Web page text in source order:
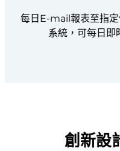
每日E-mail報表至指
系統，可每日即
創新設